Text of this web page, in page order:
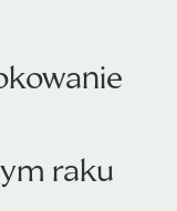
raku